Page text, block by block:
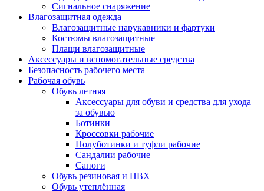
Сигнальное снаряжение
Влагозащитная одежда
Влагозащитные нарукавники и фартуки
Костюмы влагозащитные
Плащи влагозащитные
Аксессуары и вспомогательные средства
Безопасность рабочего места
Рабочая обувь
Обувь летняя
Аксессуары для обуви и средства для ухода
за обувью
Ботинки
Кроссовки рабочие
Полуботинки и туфли рабочие
Сандалии рабочие
Сапоги
Обувь резиновая и ПВХ
Обувь утеплённая